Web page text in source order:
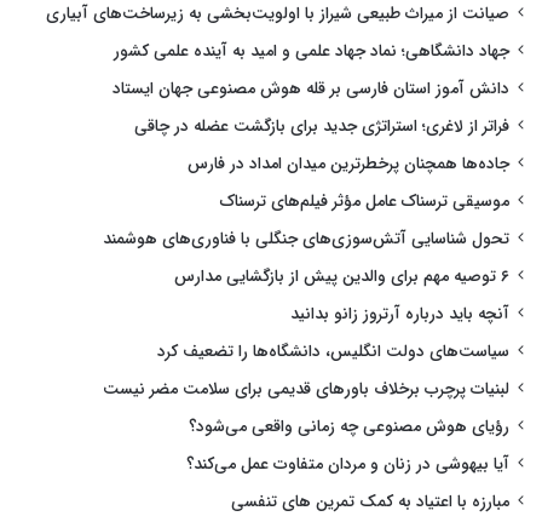
صیانت از میراث طبیعی شیراز با اولویت‌بخشی به زیرساخت‌های آبیاری
جهاد دانشگاهی؛ نماد جهاد علمی و امید به آینده علمی کشور
دانش آموز استان فارسی بر قله هوش مصنوعی جهان ایستاد
فراتر از لاغری؛ استراتژی جدید برای بازگشت عضله در چاقی
جاده‌ها همچنان پرخطرترین میدان امداد در فارس
موسیقی ترسناک عامل مؤثر فیلم‌های ترسناک
تحول شناسایی آتش‌سوزی‌های جنگلی با فناوری‌های هوشمند
۶ توصیه مهم برای والدین پیش از بازگشایی مدارس
آنچه باید درباره آرتروز زانو بدانید
سیاست‌های دولت انگلیس، دانشگاه‌ها را تضعیف کرد
لبنیات پرچرب برخلاف باورهای قدیمی برای سلامت مضر نیست
رؤیای هوش مصنوعی چه زمانی واقعی می‌شود؟
آیا بیهوشی در زنان و مردان متفاوت عمل می‌کند؟
مبارزه با اعتیاد به کمک تمرین های تنفسی